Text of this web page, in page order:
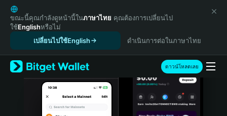
English
日本語
Tiếng Việt
Español (Latinoamérica)
Türkçe
Italiano
ขณะนี้คุณกำลังดูหน้านี้ในภาษาไทย คุณต้องการเปลี่ยนไป
ใช้Englishหรือไม่
เปลี่ยนไปใช้English
ดำเนินการต่อในภาษาไทย
ดาวน์โหลดเลย